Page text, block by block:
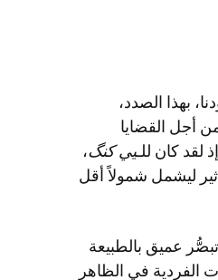
بهذا الصدد،
من أجل القضايا
لقد كان للـيي كنگ،
ليشمل شمولاً أقل
عميق بالطبيعة
الفردية في الظاهر